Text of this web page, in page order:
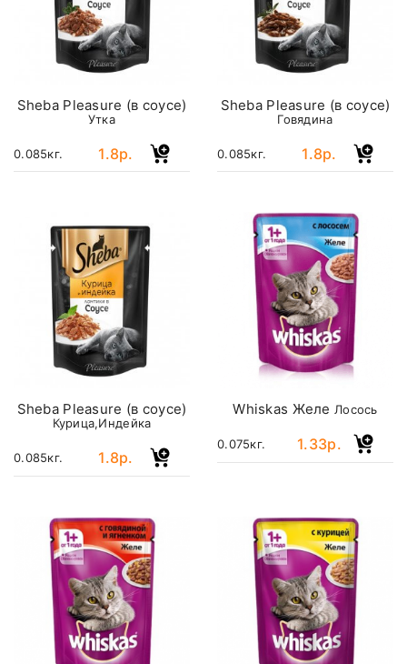
Sheba Pleasure (в соусе)
Утка
0.085кг. 1.8р.
Sheba Pleasure (в соусе)
Говядина
0.085кг. 1.8р.
Sheba Pleasure (в соусе)
Курица,Индейка
0.085кг. 1.8р.
Whiskas Желе Лосось
0.075кг. 1.33р.